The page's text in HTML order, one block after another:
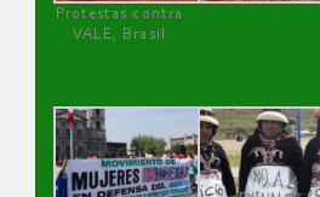
Protestas contra
VALE, Brasil